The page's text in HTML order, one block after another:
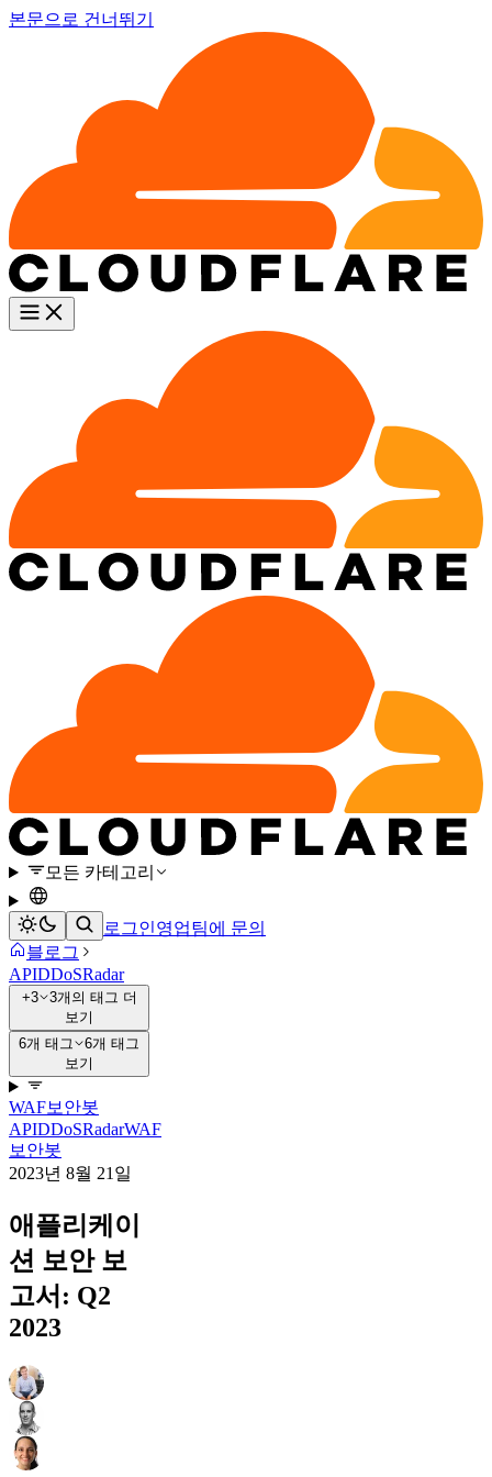
본문으로 건너뛰기
모든 카테고리
로그인영업팀에 문의
블로그
APIDDoSRadar
+3
3개의 태그 더
보기
6개 태그
6개 태그
보기
WAF보안봇
APIDDoSRadarWAF
보안봇
2023년 8월 21일
애플리케이
션 보안 보
고서: Q2
2023